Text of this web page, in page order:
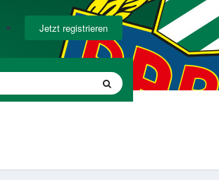
Jetzt registrieren